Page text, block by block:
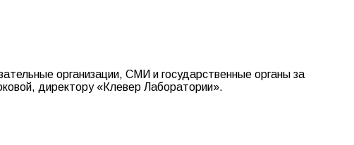
организации, СМИ и государственные органы за
директору «Клевер Лаборатории».